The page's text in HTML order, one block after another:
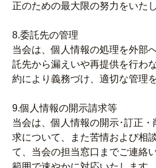
正のための最大限の努力をいたし
8.委託先の管理
当会は、個人情報の処理を外部
託先から漏えいや再提供を行わ
約により義務づけ、適切な管理
9.個人情報の開示請求等
当会は、個人情報の開示･訂正
求について、また苦情および相
て、当会の担当窓口までご連絡